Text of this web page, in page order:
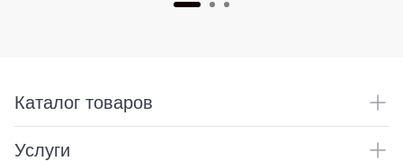
Каталог товаров
Услуги